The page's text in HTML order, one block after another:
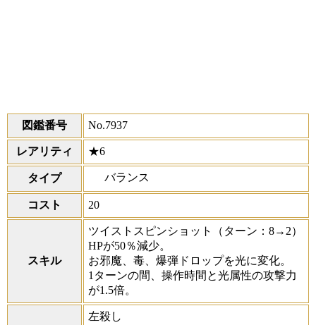
図鑑番号 No.7937
レアリティ ★6
タイプ バランス
コスト 20
スキル
ツイストスピンショット
（ターン：8→2）
HPが50％減少。
お邪魔、毒、爆弾ドロップを光に変化。
1ターンの間、操作時間と光属性の攻撃力
が1.5倍。
左殺し